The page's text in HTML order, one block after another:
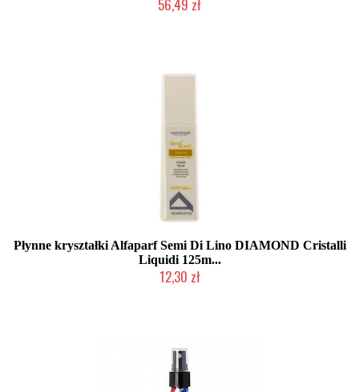
56,49 zł
Płynne kryształki Alfaparf Semi Di Lino DIAMOND Cristalli
Liquidi 125m...
12,30 zł